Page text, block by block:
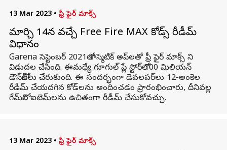
13 Mar 2023 • ఫ్రీ ఫైర్ మాక్స్
మార్చి 14న వచ్చే Free Fire MAX కోడ్స్ రీడీమ్
విధానం
Garena సెప్టెంబర్ 2021లో కాస్మెటిక్ అప్‌లతో ఫ్రీ ఫైర్ మాక్స్ ని
విడుదల చేసింది. ఈమధ్యే గూగుల్ ప్లే స్టోర్‌లో 100 మిలియన్
డౌన్‌లోడ్‌లు చేరుకుంది. ఈ సందర్భంగా డెవలపర్‌లు 12-అంకెల
రీడీమ్ చేయదగిన కోడ్‌లను అందించడం ప్రారంభించారు, దీనివల్ల
గేమ్‌లోని ఐటెమ్‌లను ఉచితంగా రీడీమ్ చేసుకోవచ్చు.
13 Mar 2023 • ఫ్రీ ఫైర్ మాక్స్